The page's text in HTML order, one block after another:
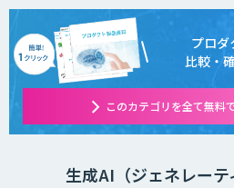
プロダ
比較・
このカテゴリを全て無料
生成AI（ジェネレー